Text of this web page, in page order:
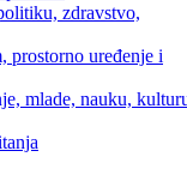
i radne odnose
poslove
zdravstvo,
uređenje i
mlade, nauku,